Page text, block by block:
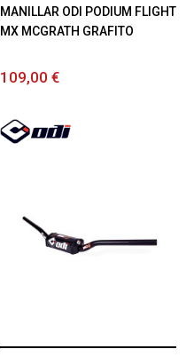
MANILLAR ODI PODIUM FLIGHT
MX MCGRATH GRAFITO
109,00 €